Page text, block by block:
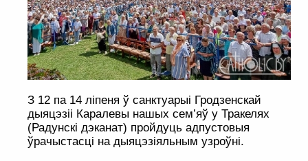
З 12 па 14 ліпеня ў санктуарыі Гродзенскай
дыяцэзіі Каралевы нашых сем’яў у Тракелях
(Радунскі дэканат) пройдуць адпустовыя
ўрачыстасці на дыяцэзіяльным узроўні.